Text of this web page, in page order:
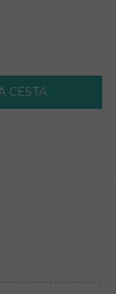
CESTA
funcionales
para
los datos de
que el usuario